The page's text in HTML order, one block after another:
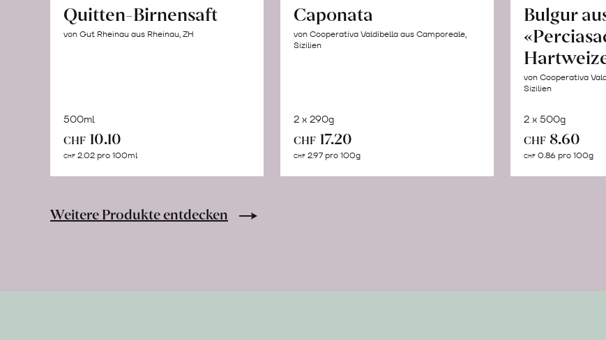
Quitten-Birnensaft
von Gut Rheinau aus Rheinau, ZH
500ml
CHF 10.10
CHF 2.02 pro 100ml
Caponata
von Cooperativa Valdibella aus Camporeale,
Sizilien
2 x 290g
CHF 17.20
CHF 2.97 pro 100g
Bulgur
von Cooperativa
Sizilien
2 x 500g
CHF 8.60
CHF 0.86 pro 100g
Weitere Produkte entdecken